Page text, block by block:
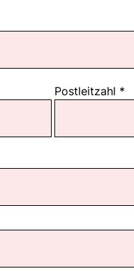
Postleitzahl *